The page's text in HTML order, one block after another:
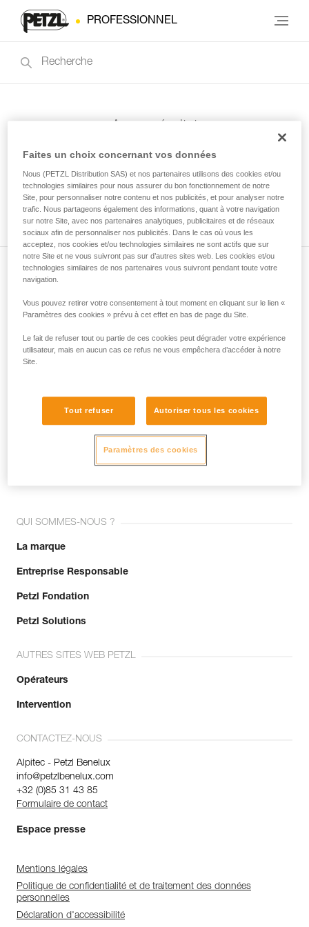
PROFESSIONNEL
Abonnez-vous à la newsletter
et restez connecté à notre actualité
Email *
Rejoignez la communauté !
QUI SOMMES-NOUS ?
La marque
Entreprise Responsable
Petzl Fondation
Petzl Solutions
AUTRES SITES WEB PETZL
Opérateurs
Intervention
CONTACTEZ-NOUS
Alpitec - Petzl Benelux
info@petzlbenelux.com
+32 (0)85 31 43 85
Formulaire de contact
Espace presse
Mentions légales
Politique de confidentialité et de traitement des données
personnelles
Déclaration d'accessibilité
Faites un choix concernant vos données
Nous (PETZL Distribution SAS) et nos partenaires utilisons des cookies et/ou
technologies similaires pour nous assurer du bon fonctionnement de notre
Site, pour personnaliser notre contenu et nos publicités, et pour analyser notre
trafic. Nous partageons également des informations, quant à votre navigation
sur notre Site, avec nos partenaires analytiques, publicitaires et de réseaux
sociaux afin de personnaliser nos publicités. Dans le cas où vous les
acceptez, nos cookies et/ou technologies similaires ne sont actifs que sur
notre Site et ne vous suivront pas sur d’autres sites web. Les cookies et/ou
technologies similaires de nos partenaires vous suivront pendant toute votre
navigation.
Vous pouvez retirer votre consentement à tout moment en cliquant sur le lien «
Paramètres des cookies » prévu à cet effet en bas de page du Site.
Le fait de refuser tout ou partie de ces cookies peut dégrader votre expérience
utilisateur, mais en aucun cas ce refus ne vous empêchera d’accéder à notre
Site.
Tout refuser Autoriser tous les cookies
Paramètres des cookies